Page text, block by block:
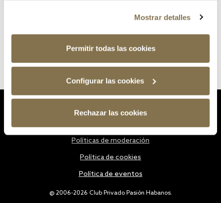
Mostrar detalles
Permitir todas las cookies
Configurar las cookies
Rechazar las cookies
@ 2006-2026 Club Privado Pasión Habanos.
Políticas de moderación
Política de cookies
Política de eventos